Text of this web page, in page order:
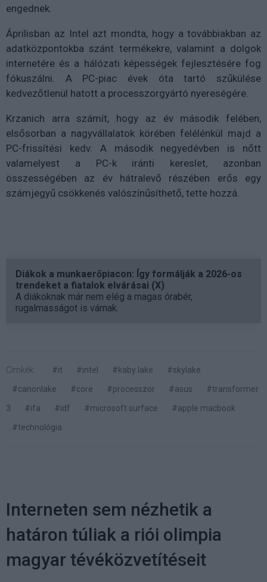
engednek.
Áprilisban az Intel azt mondta, hogy a továbbiakban az
adatközpontokba szánt termékekre, valamint a dolgok
internetére és a hálózati képességek fejlesztésére fog
fókuszálni. A PC-piac évek óta tartó szűkülése
kedvezőtlenül hatott a processzorgyártó nyereségére.
Krzanich arra számít, hogy az év második felében,
elsősorban a nagyvállalatok körében felélénkül majd a
PC-frissítési kedv. A második negyedévben is nőtt
valamelyest a PC-k iránti kereslet, azonban
összességében az év hátralevő részében erős egy
számjegyű csökkenés valószínűsíthető, tette hozzá.
Diákok a munkaerőpiacon: Így formálják a 2026-os
trendeket a fiatalok elvárásai (X)
A diákoknak már nem elég a magas órabér,
rugalmasságot is várnak.
Címkék: #it #intel #kaby lake
#skylake
#canonlake
#core #processzor #asus
#transformer
3
#ifa #idf #microsoft surface
#apple macbook
#technológia
Interneten sem nézhetik a
határon túliak a riói olimpia
magyar tévéközvetítéseit